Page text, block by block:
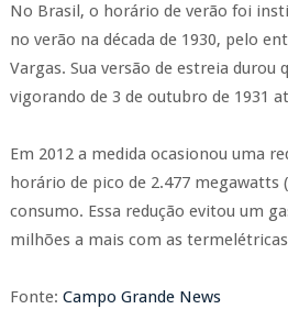
No Brasil, o horário de verão foi
no verão na década de 1930, pelo
Vargas. Sua versão de estreia durou
vigorando de 3 de outubro de 1931
Em 2012 a medida ocasionou uma
horário de pico de 2.477 megawatts
consumo. Essa redução evitou um
milhões a mais com as
Fonte: Campo Grande News